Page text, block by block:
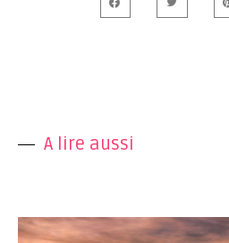
A lire aussi